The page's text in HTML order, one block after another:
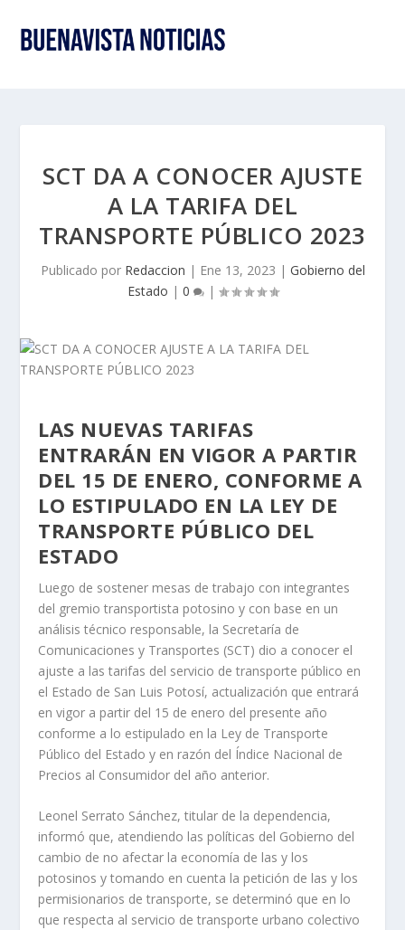
SCT DA A CONOCER AJUSTE
A LA TARIFA DEL
TRANSPORTE PÚBLICO 2023
Publicado por Redaccion | Ene 13, 2023 | Gobierno del
Estado | 0 |
LAS NUEVAS TARIFAS
ENTRARÁN EN VIGOR A PARTIR
DEL 15 DE ENERO, CONFORME A
LO ESTIPULADO EN LA LEY DE
TRANSPORTE PÚBLICO DEL
ESTADO
Luego de sostener mesas de trabajo con integrantes
del gremio transportista potosino y con base en un
análisis técnico responsable, la Secretaría de
Comunicaciones y Transportes (SCT) dio a conocer el
ajuste a las tarifas del servicio de transporte público en
el Estado de San Luis Potosí, actualización que entrará
en vigor a partir del 15 de enero del presente año
conforme a lo estipulado en la Ley de Transporte
Público del Estado y en razón del Índice Nacional de
Precios al Consumidor del año anterior.
Leonel Serrato Sánchez, titular de la dependencia,
informó que, atendiendo las políticas del Gobierno del
cambio de no afectar la economía de las y los
potosinos y tomando en cuenta la petición de las y los
permisionarios de transporte, se determinó que en lo
que respecta al servicio de transporte urbano colectivo